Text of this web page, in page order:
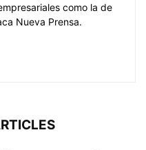
como la de
Nueva Prensa.